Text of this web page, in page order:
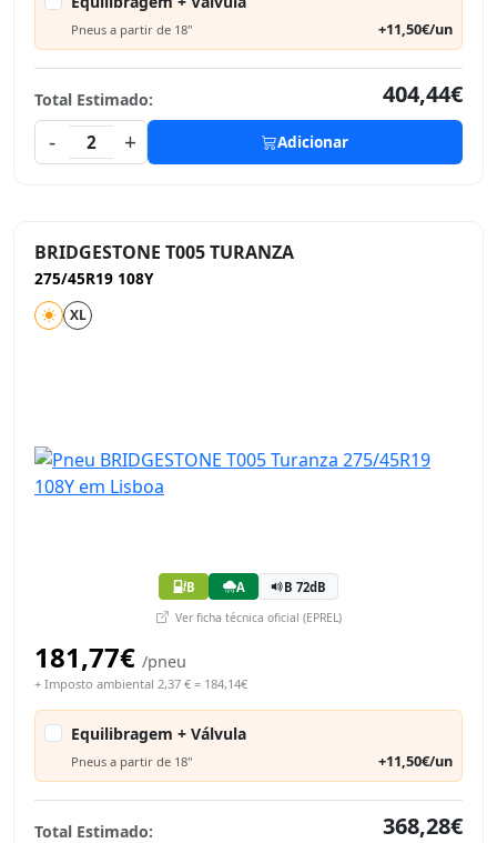
Pneus a partir de 18" +11,50€/un
Total Estimado:
404,44€
-
2 + Adicionar
BRIDGESTONE T005 TURANZA
275/45R19 108Y
XL
B A B 72dB
Ver ficha técnica oficial (EPREL)
181,77€ /pneu
+ Imposto ambiental 2,37 € = 184,14€
Equilibragem + Válvula
Pneus a partir de 18" +11,50€/un
Total Estimado:
368,28€